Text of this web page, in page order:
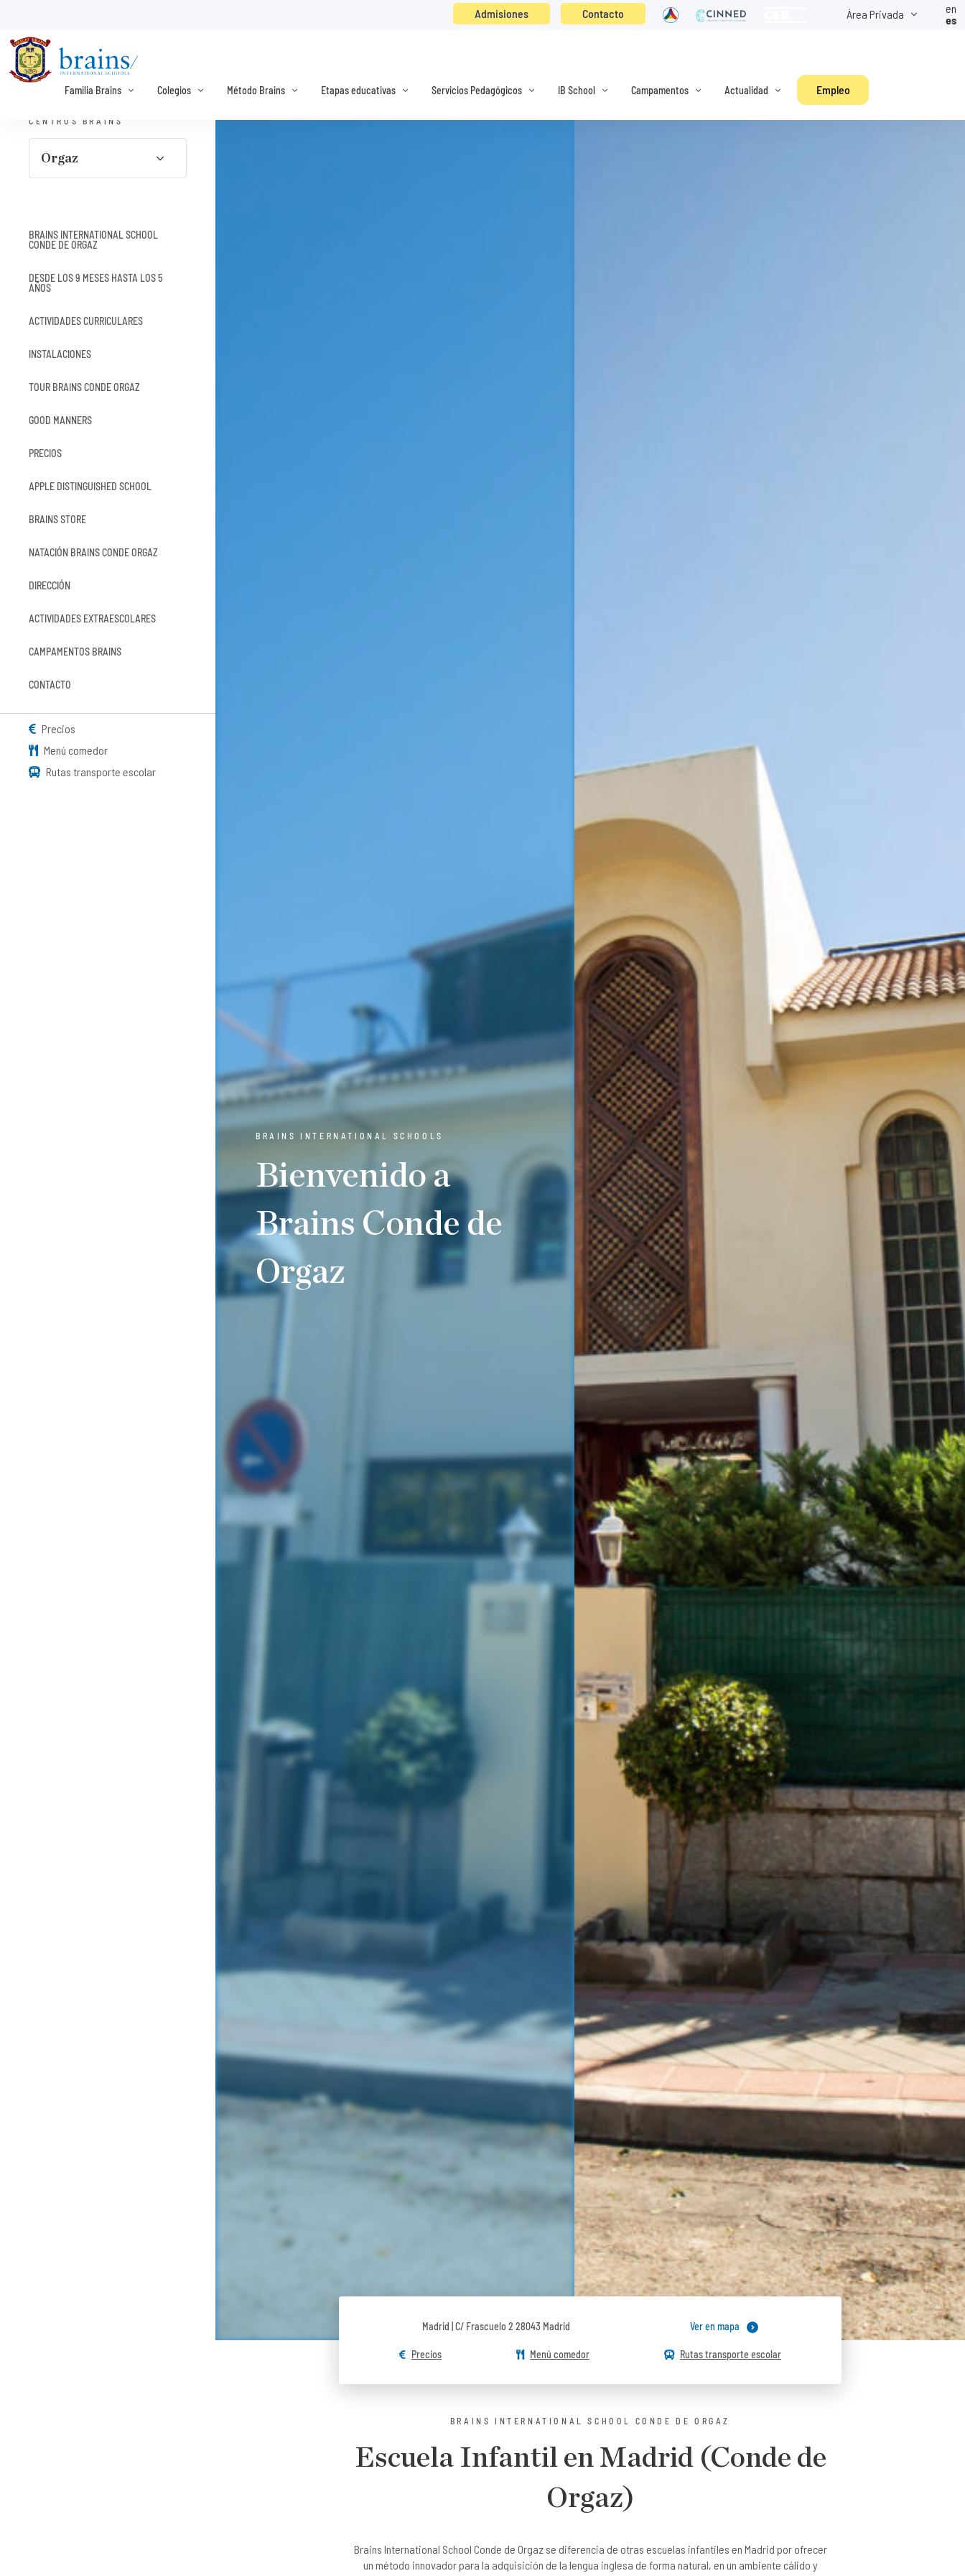
Admisiones Contacto Área Privada
en
es
Familia Brains Colegios Método Brains Etapas educativas Servicios Pedagógicos IB School Campamentos Actualidad Empleo
CENTROS BRAINS
Orgaz
BRAINS INTERNATIONAL SCHOOL
CONDE DE ORGAZ
DESDE LOS 9 MESES HASTA LOS 5
AÑOS
ACTIVIDADES CURRICULARES
INSTALACIONES
TOUR BRAINS CONDE ORGAZ
GOOD MANNERS
PRECIOS
APPLE DISTINGUISHED SCHOOL
BRAINS STORE
NATACIÓN BRAINS CONDE ORGAZ
DIRECCIÓN
ACTIVIDADES EXTRAESCOLARES
CAMPAMENTOS BRAINS
CONTACTO
Precios
Menú comedor
Rutas transporte escolar
BRAINS INTERNATIONAL SCHOOLS
Bienvenido a
Brains Conde de
Orgaz
Madrid | C/ Frascuelo 2 28043 Madrid Ver en mapa
Precios Menú comedor Rutas transporte escolar
BRAINS INTERNATIONAL SCHOOL CONDE DE ORGAZ
Escuela Infantil en Madrid (Conde de
Orgaz)
Brains International School Conde de Orgaz se diferencia de otras escuelas infantiles en Madrid por ofrecer
un método innovador para la adquisición de la lengua inglesa de forma natural, en un ambiente cálido y